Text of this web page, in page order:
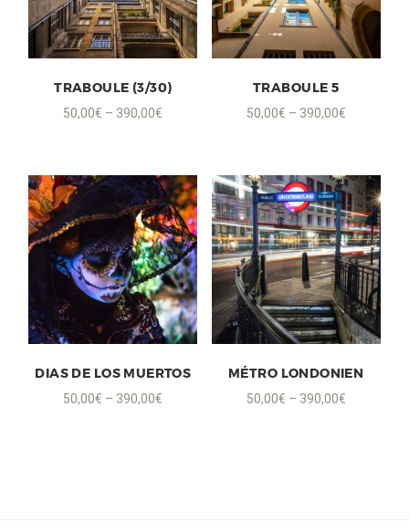
TRABOULE (3/30)
50,00€ – 390,00€
TRABOULE 5
50,00€ – 390,00€
DIAS DE LOS MUERTOS
50,00€ – 390,00€
MÉTRO LONDONIEN
50,00€ – 390,00€